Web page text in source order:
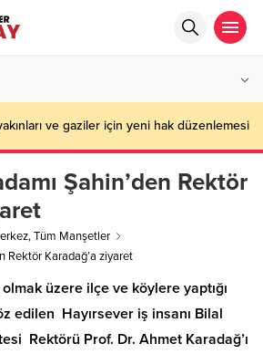
ve gaziler için yeni hak düzenlemesi
Şahin’den Rektör
,Tüm Manşetler
Rektör Karadağ’a ziyaret
üzere ilçe ve köylere yaptığı
edilen Hayırsever iş insanı Bilal
Rektörü Prof. Dr. Ahmet Karadağ’ı